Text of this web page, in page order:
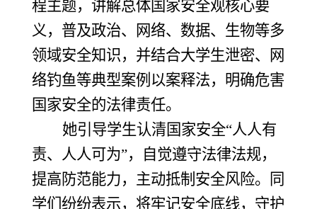
程主题，讲解总体国家安全观核心要
义，普及政治、网络、数据、生物等多
领域安全知识，并结合大学生泄密、网
络钓鱼等典型案例以案释法，明确危害
国家安全的法律责任。
她引导学生认清国家安全“人人有
责、人人可为”，自觉遵守法律法规，
提高防范能力，主动抵制安全风险。同
学们纷纷表示，将牢记安全底线，守护